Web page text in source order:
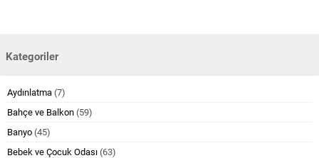
Kategoriler
Aydınlatma (7)
Bahçe ve Balkon (59)
Banyo (45)
Bebek ve Çocuk Odası (63)